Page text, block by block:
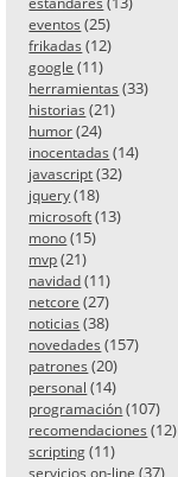
eventos (25)
frikadas (12)
google (11)
herramientas (33)
historias (21)
humor (24)
inocentadas (14)
javascript (32)
jquery (18)
microsoft (13)
mono (15)
mvp (21)
navidad (11)
netcore (27)
noticias (38)
novedades (157)
patrones (20)
personal (14)
programación (107)
recomendaciones (12)
scripting (11)
servicios on-line (37)